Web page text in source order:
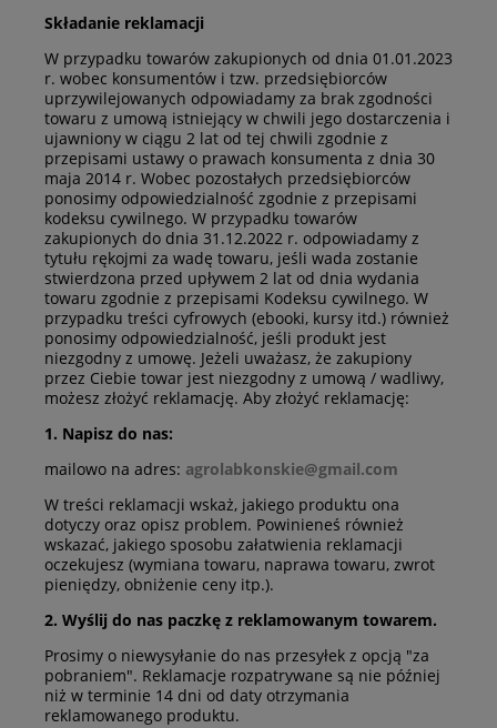
Składanie reklamacji
W przypadku towarów zakupionych od dnia 01.01.2023
r. wobec konsumentów i tzw. przedsiębiorców
uprzywilejowanych odpowiadamy za brak zgodności
towaru z umową istniejący w chwili jego dostarczenia i
ujawniony w ciągu 2 lat od tej chwili zgodnie z
przepisami ustawy o prawach konsumenta z dnia 30
maja 2014 r. Wobec pozostałych przedsiębiorców
ponosimy odpowiedzialność zgodnie z przepisami
kodeksu cywilnego. W przypadku towarów
zakupionych do dnia 31.12.2022 r. odpowiadamy z
tytułu rękojmi za wadę towaru, jeśli wada zostanie
stwierdzona przed upływem 2 lat od dnia wydania
towaru zgodnie z przepisami Kodeksu cywilnego. W
przypadku treści cyfrowych (ebooki, kursy itd.) również
ponosimy odpowiedzialność, jeśli produkt jest
niezgodny z umowę. Jeżeli uważasz, że zakupiony
przez Ciebie towar jest niezgodny z umową / wadliwy,
możesz złożyć reklamację. Aby złożyć reklamację:
1. Napisz do nas:
mailowo na adres: agrolabkonskie@gmail.com
W treści reklamacji wskaż, jakiego produktu ona
dotyczy oraz opisz problem. Powinieneś również
wskazać, jakiego sposobu załatwienia reklamacji
oczekujesz (wymiana towaru, naprawa towaru, zwrot
pieniędzy, obniżenie ceny itp.).
2. Wyślij do nas paczkę z reklamowanym towarem.
Prosimy o niewysyłanie do nas przesyłek z opcją "za
pobraniem". Reklamacje rozpatrywane są nie później
niż w terminie 14 dni od daty otrzymania
reklamowanego produktu.